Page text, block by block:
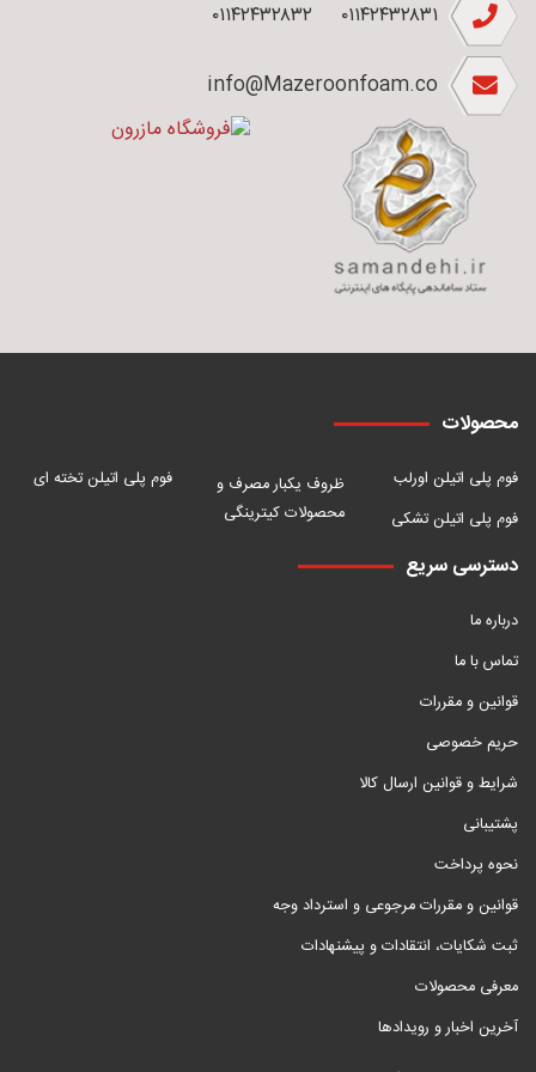
۰۱۱۴۲۴۳۲۸۳۱ ۰۱۱۴۲۴۳۲۸۳۲
info@Mazeroonfoam.co
محصولات
فوم پلی اتیلن اورلب
فوم پلی اتیلن تشکی
ظروف یکبار مصرف و
محصولات کیترینگی
فوم پلی اتیلن تخته ای
دسترسی سریع
درباره ما
تماس با ما
قوانین و مقررات
حریم خصوصی
شرایط و قوانین ارسال کالا
پشتیبانی
نحوه پرداخت
قوانین و مقررات مرجوعی و استرداد وجه
ثبت شکایات، انتقادات و پیشنهادات
معرفی محصولات
آخرین اخبار و رویدادها